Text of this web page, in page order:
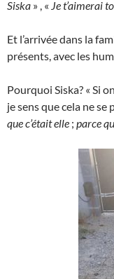
Siska » , « Je t’aimerai
Et l’arrivée dans la
présents, avec les
Pourquoi Siska? « Si
je sens que cela ne se
que c’était elle ; parce